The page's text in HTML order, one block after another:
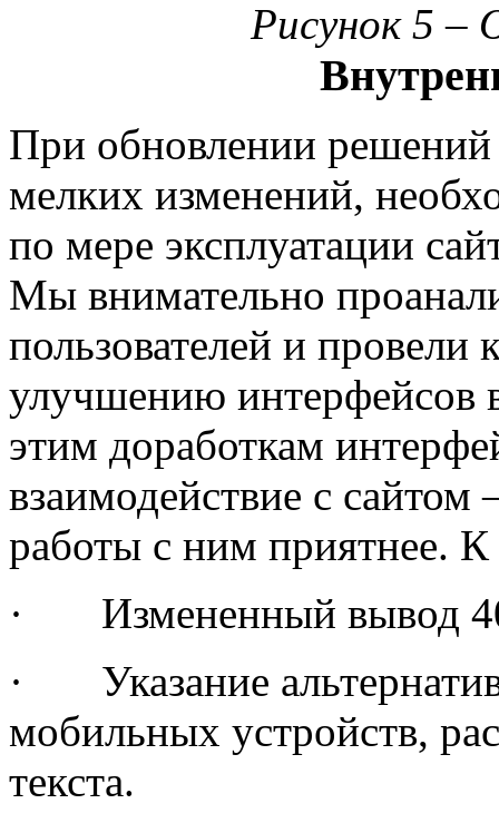
Рисунок 5 –
При обновлении
мелких изменений,
по мере эксплуатации
Мы внимательно
пользователей и
улучшению интерфейсов
этим доработкам
взаимодействие с
работы с ним приятнее.
· Измененный вывод
· Указание
мобильных устройств,
текста.